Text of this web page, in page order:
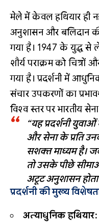
मेले में केवल हथियार ही
अनुशासन और बलिदान की
गया है। 1947 के युद्ध
शौर्य पराक्रम को
गया है। प्रदर्शनी में
संचार उपकरणों का
विश्व स्तर पर भारतीय
“यह प्रदर्शनी
और सेना के प्रति
सशक्त माध्यम है।
तो उसके पीछे
अटूट अनुशासन होता
प्रदर्शनी की मुख्य
अत्याधुनिक हथियार: